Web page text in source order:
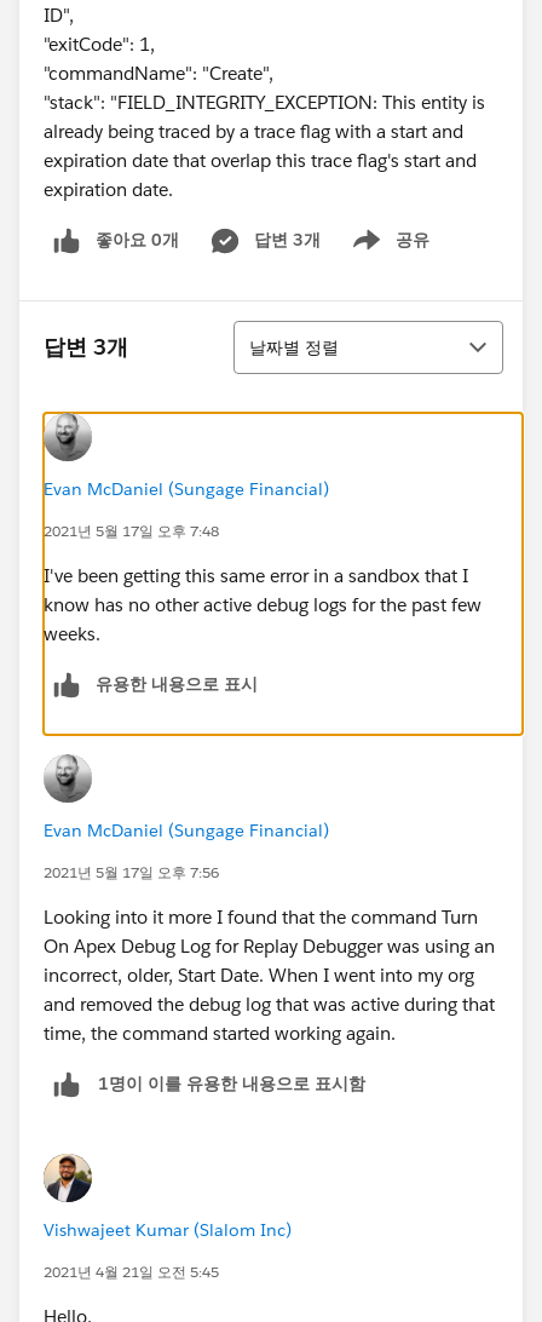
ID",
"exitCode": 1,
"commandName": "Create",
"stack": "FIELD_INTEGRITY_EXCEPTION: This entity is
already being traced by a trace flag with a start and
expiration date that overlap this trace flag's start and
expiration date.
좋아요 0개 답변 3개 공유
Show menu
답변 3개
정렬
날짜별 정렬
Evan McDaniel (Sungage Financial)
2021년 5월 17일 오후 7:48
I've been getting this same error in a sandbox that I
know has no other active debug logs for the past few
weeks.
유용한 내용으로 표시
Evan McDaniel (Sungage Financial)
2021년 5월 17일 오후 7:56
Looking into it more I found that the command Turn
On Apex Debug Log for Replay Debugger was using an
incorrect, older, Start Date. When I went into my org
and removed the debug log that was active during that
time, the command started working again.
1명이 이를 유용한 내용으로 표시함
Vishwajeet Kumar (Slalom Inc)
2021년 4월 21일 오전 5:45
Hello,